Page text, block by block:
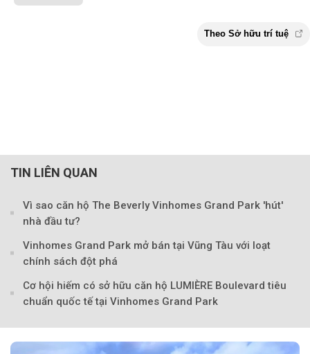
TIN LIÊN QUAN
Vì sao căn hộ The Beverly Vinhomes Grand Park 'hút'
nhà đầu tư?
Vinhomes Grand Park mở bán tại Vũng Tàu với loạt
chính sách đột phá
Cơ hội hiếm có sở hữu căn hộ LUMIÈRE Boulevard tiêu
chuẩn quốc tế tại Vinhomes Grand Park